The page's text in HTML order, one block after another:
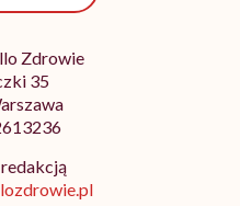
Zdrowie
35